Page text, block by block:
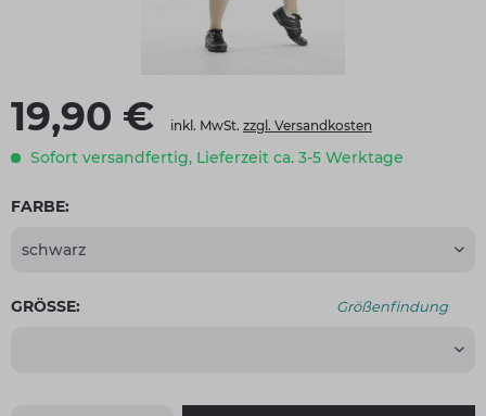
19,90 € inkl. MwSt. zzgl. Versandkosten
Sofort versandfertig, Lieferzeit ca. 3-5 Werktage
FARBE:
GRÖSSE: Größenfindung